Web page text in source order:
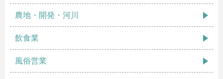
農地・開発・河川
飲食業
風俗営業